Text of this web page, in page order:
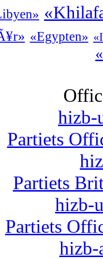
«Egypten»
hizb-
Partiets
Partiets
hizb-
Partiets
hizb-